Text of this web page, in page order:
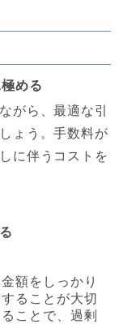
める
がら、最適な引
ょう。手数料が
に伴うコストを
額をしっかり
ることが大切
ことで、過剰